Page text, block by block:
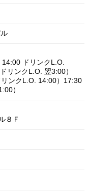
ドリンクL.O.
リンクL.O. 翌3:00）
ンクL.O. 14:00）17:30
）
８Ｆ